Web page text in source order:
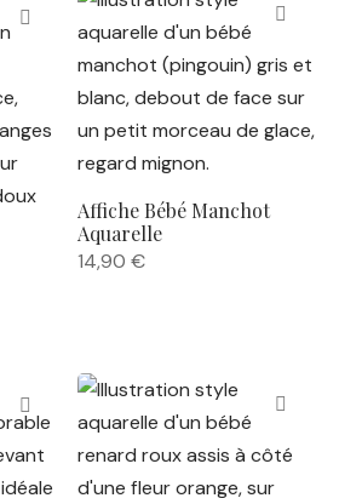
Affiche Bébé Manchot
Aquarelle
14,90 €